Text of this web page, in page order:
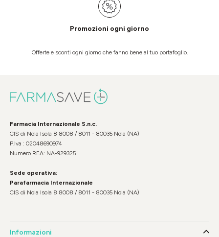
Promozioni ogni giorno
Offerte e sconti ogni giorno che fanno bene al tuo portafoglio.
Farmacia Internazionale S.n.c.
CIS di Nola Isola 8 8008 / 8011 - 80035 Nola (NA)
P.Iva : 02048690974
Numero REA: NA-929325
Sede operativa:
Parafarmacia Internazionale
CIS di Nola Isola 8 8008 / 8011 - 80035 Nola (NA)
Informazioni